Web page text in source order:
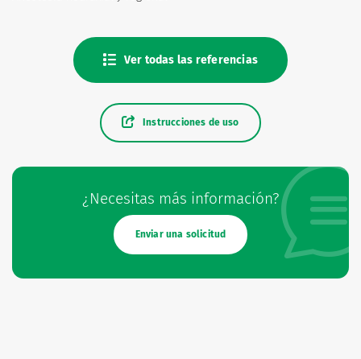
Ver todas las referencias
¿Necesitas más información?
Enviar una solicitud
Instrucciones de uso